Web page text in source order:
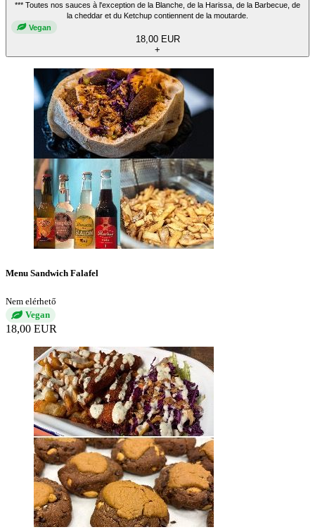
*** Toutes nos sauces à l'exception de la Blanche, de la Harissa, de la Barbecue, de
la cheddar et du Ketchup contiennent de la moutarde.
Vegan
18,00 EUR
+
Menu Sandwich Falafel
Nem elérhető
Vegan
18,00 EUR